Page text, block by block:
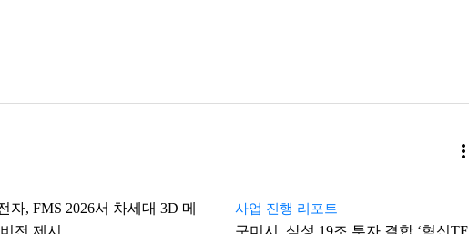
more_vert
자, FMS 2026서 차세대 3D 메
전 제시
사업 진행 리포트
구미시, 삼성 19조 투자 결합 ‘혁신TF